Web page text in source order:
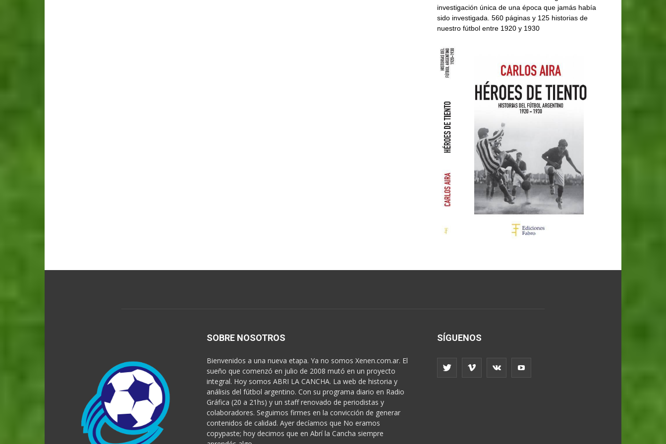
investigación única de una época que jamás había
sido investigada. 560 páginas y 125 historias de
nuestro fútbol entre 1920 y 1930
SOBRE NOSOTROS
Bienvenidos a una nueva etapa. Ya no somos Xenen.com.ar. El
sueño que comenzó en julio de 2008 mutó en un proyecto
integral. Hoy somos ABRI LA CANCHA. La web de historia y
análisis del fútbol argentino. Con su programa diario en Radio
Gráfica (20 a 21hs) y un staff renovado de periodistas y
colaboradores. Seguimos firmes en la convicción de generar
contenidos de calidad. Ayer decíamos que No eramos
copypaste; hoy decimos que en Abrí la Cancha siempre
SÍGUENOS